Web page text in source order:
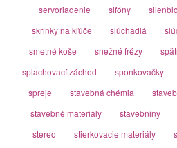
servoriadenie
sifóny
skrinky na kľúče
slúchadlá
smetné koše
snežné frézy
splachovací záchod
sponkovačky
spreje
stavebná chémia
stavebné materiály
stavebniny
stereo
stierkovacie materiály